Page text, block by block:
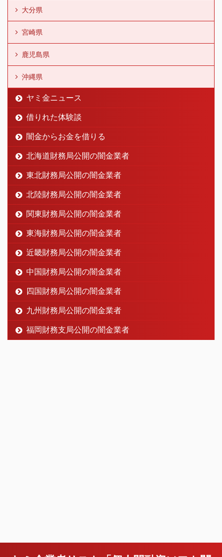
大分県
宮崎県
鹿児島県
沖縄県
ヤミ金ニュース
借りれた体験談
闇金からお金を借りる
北海道財務局公開の闇金業者
東北財務局公開の闇金業者
北陸財務局公開の闇金業者
関東財務局公開の闇金業者
東海財務局公開の闇金業者
近畿財務局公開の闇金業者
中国財務局公開の闇金業者
四国財務局公開の闇金業者
九州財務局公開の闇金業者
福岡財務支局公開の闇金業者